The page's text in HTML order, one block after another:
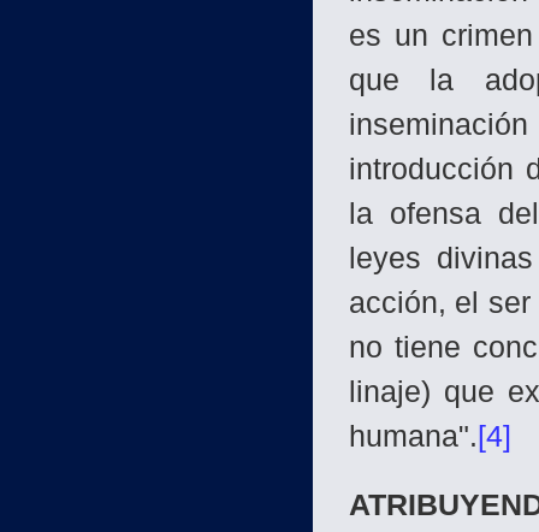
es un
que la
introducción
la ofensa
leyes
acción, el
no tiene
linaje) que
humana". [4]